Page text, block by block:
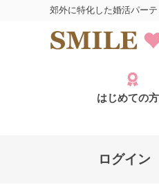
郊外に特化した婚活パー
はじめての
ログイン